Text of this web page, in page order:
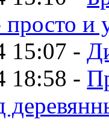
просто и
15:07 -
18:58 -